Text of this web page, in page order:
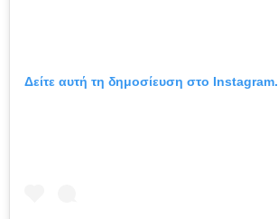
Δείτε αυτή τη δημοσίευση στο Instagram.